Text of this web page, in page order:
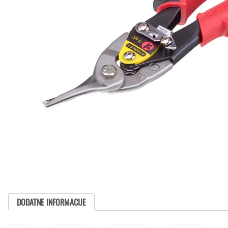
DODATNE INFORMACIJE